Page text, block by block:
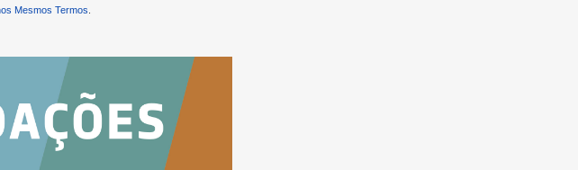
Mesmos Termos